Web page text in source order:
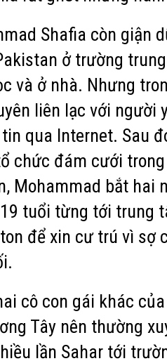
Shafia còn giận
ở trường
và ở nhà. Nhưng
liên lạc với người
qua Internet. Sau
chức đám cưới
Mohammad bắt hai
tuổi từng tới trung
để xin cư trú vì sợ
cô con gái khác
Tây nên thường
lần Sahar tới